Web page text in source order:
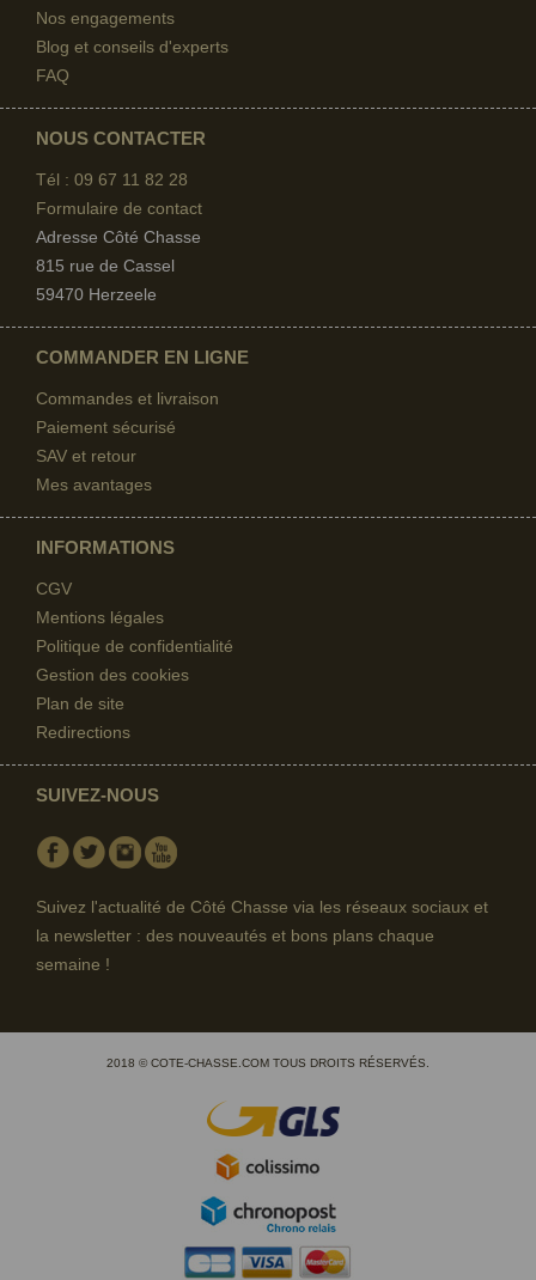
Nos engagements
Blog et conseils d'experts
FAQ
NOUS CONTACTER
Tél : 09 67 11 82 28
Formulaire de contact
Adresse Côté Chasse
815 rue de Cassel
59470 Herzeele
COMMANDER EN LIGNE
Commandes et livraison
Paiement sécurisé
SAV et retour
Mes avantages
INFORMATIONS
CGV
Mentions légales
Politique de confidentialité
Gestion des cookies
Plan de site
Redirections
SUIVEZ-NOUS
Facebook
TwitterInstagram
Suivez l'actualité de Côté Chasse via les réseaux sociaux et
la newsletter : des nouveautés et bons plans chaque
semaine !
2018 © COTE-CHASSE.COM TOUS DROITS RÉSERVÉS.